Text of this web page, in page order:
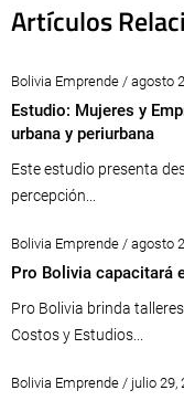
Artículos
Bolivia Emprende / agosto
Estudio: Mujeres y
urbana y periurbana
Este estudio presenta
percepción...
Bolivia Emprende / agosto
Pro Bolivia capacitará
Pro Bolivia brinda
Costos y Estudios...
Bolivia Emprende / julio 29,